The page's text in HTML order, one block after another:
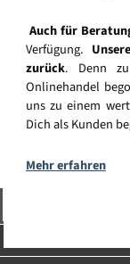
Auch für
Verfügung.
zurück. Denn
Onlinehandel
uns zu einem
Dich als Kunden
Mehr erfahren